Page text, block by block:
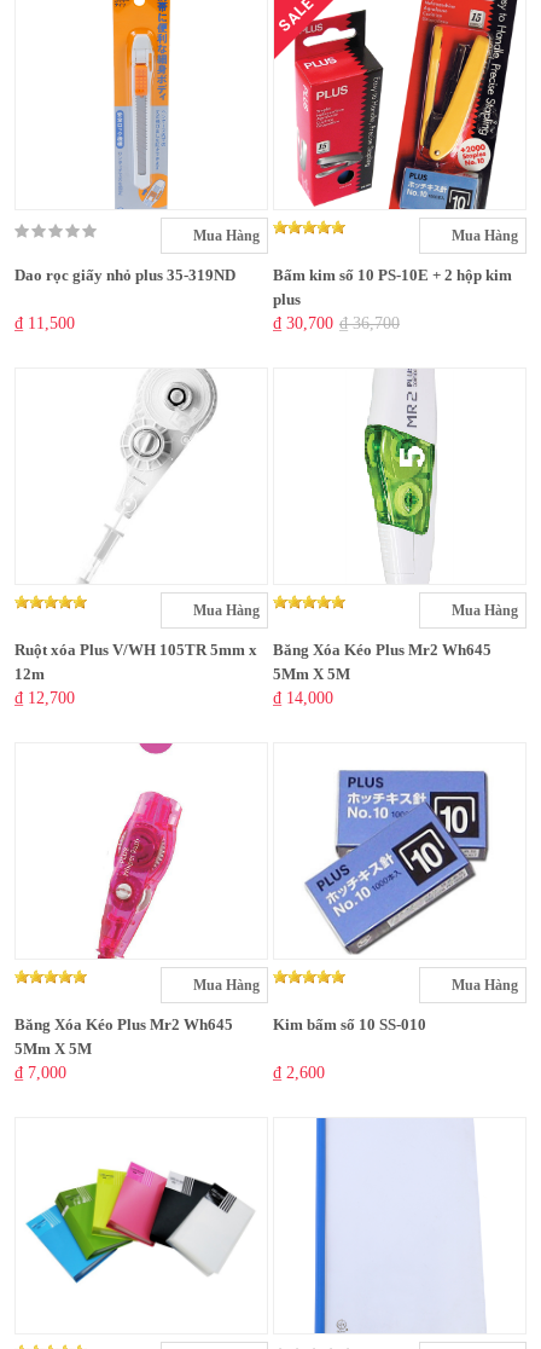
Mua Hàng
Dao rọc giấy nhỏ plus 35-319ND
₫ 11,500
SALE
Mua Hàng
Bấm kim số 10 PS-10E + 2 hộp kim
plus
₫ 30,700 ₫ 36,700
Mua Hàng
Ruột xóa Plus V/WH 105TR 5mm x
12m
₫ 12,700
Mua Hàng
Băng Xóa Kéo Plus Mr2 Wh645
5Mm X 5M
₫ 14,000
Mua Hàng
Băng Xóa Kéo Plus Mr2 Wh645
5Mm X 5M
₫ 7,000
Mua Hàng
Kim bấm số 10 SS-010
₫ 2,600